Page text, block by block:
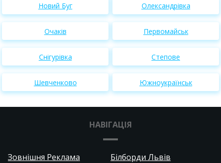
Новий Буг Олександрівка
Очаків Первомайськ
Снігурівка Степове
Шевченково Южноукраїнськ
НАВІГАЦІЯ
Зовнішня Реклама Білборди Львів